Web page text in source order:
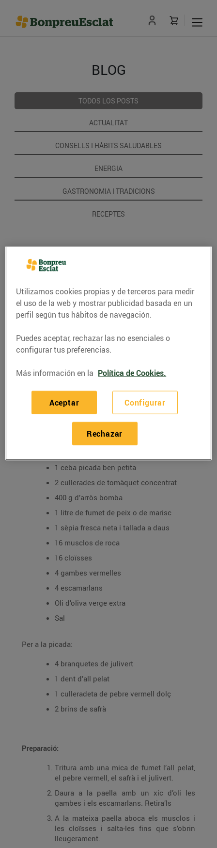
BLOG
TODOS LOS POSTS
ACTUALITAT
CONSELLS I HÀBITS SALUDABLES
ENERGIA
GASTRONOMIA I TRADICIONS
RECEPTES
RECETAS
Paella marinera
1 ceba picada ben petita
2 cullerades de tomàquet concentrat
400 g d’arròs bomba
1 litre de fumet de peix o de marisc
1 sèpia fresca neta i tallada a daus
16 musclos de roca
16 cloïsses
4 gambes vermelles
4 escamarlans
Oli d’oliva verge extra
Sal
Per a la picada:
4 branquetes de julivert
1 dent d’all pelat
1 culleradeta de pebre vermell dolç
2 brins de safrà
Preparació:
Tritura amb una mica de fumet l’all pelat,
el pebre vermell, el safrà i el julivert.
Daura a la paella amb un xic d’oli les
gambes i els escamarlans. Retira’ls
A la mateixa paella aboca els musclos i
les cloïsses i salta-les fins que s’obrin
lleugerament.
Utilizamos cookies propias y de terceros para medir
el uso de la web y mostrar publicidad basada en un
perfil según tus hábitos de navegación.
Puedes aceptar, rechazar las no esenciales o
configurar tus preferencias.
Más información en la Política de Cookies.
Configurar
Rechazar
Aceptar